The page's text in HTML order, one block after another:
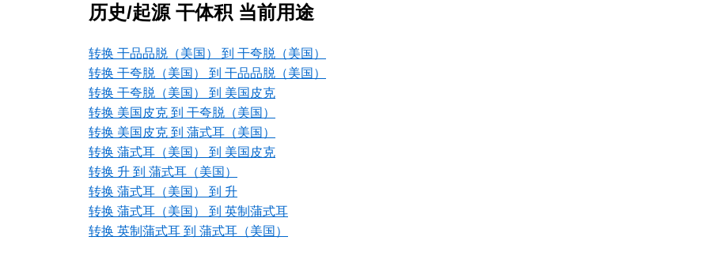
历史/起源 干体积 当前用途
转换 干品品脱（美国） 到 干夸脱（美国）
转换 干夸脱（美国） 到 干品品脱（美国）
转换 干夸脱（美国） 到 美国皮克
转换 美国皮克 到 干夸脱（美国）
转换 美国皮克 到 蒲式耳（美国）
转换 蒲式耳（美国） 到 美国皮克
转换 升 到 蒲式耳（美国）
转换 蒲式耳（美国） 到 升
转换 蒲式耳（美国） 到 英制蒲式耳
转换 英制蒲式耳 到 蒲式耳（美国）